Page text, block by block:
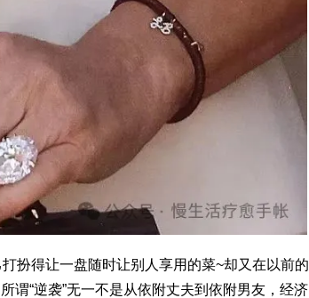
得让一盘随时让别人享用的菜~却又在以前的
谓“逆袭”无一不是从依附丈夫到依附男友，经济